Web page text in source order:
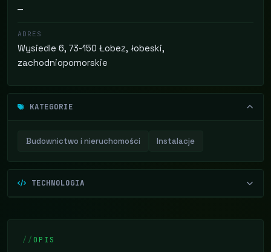
—
ADRES
Wysiedle 6, 73-150 Łobez, łobeski,
zachodniopomorskie
KATEGORIE
Budownictwo i nieruchomości Instalacje
TECHNOLOGIA
OPIS